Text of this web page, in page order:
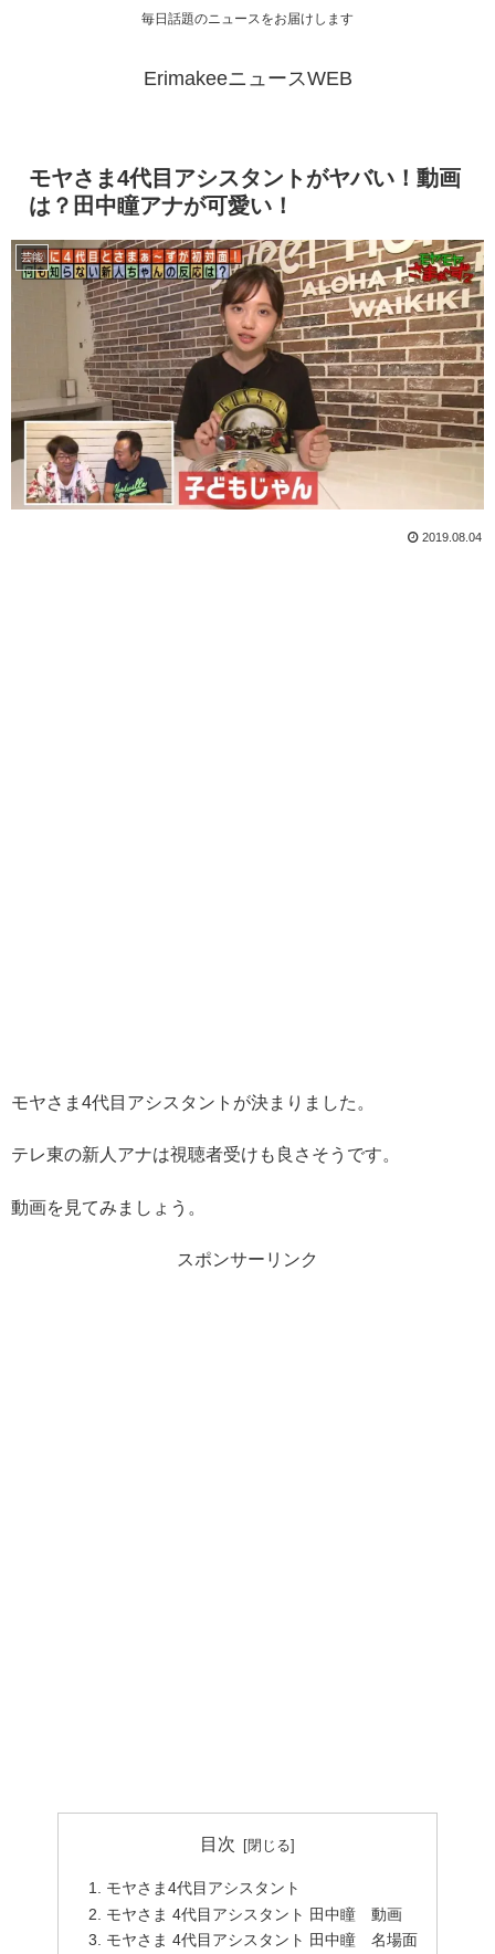
毎日話題のニュースをお届けします
ErimakeeニュースWEB
モヤさま4代目アシスタントがヤバい！動画
は？田中瞳アナが可愛い！
芸能
2019.08.04
モヤさま4代目アシスタントが決まりました。
テレ東の新人アナは視聴者受けも良さそうです。
動画を見てみましょう。
スポンサーリンク
目次
モヤさま4代目アシスタント
モヤさま 4代目アシスタント 田中瞳 動画
モヤさま 4代目アシスタント 田中瞳 名場面